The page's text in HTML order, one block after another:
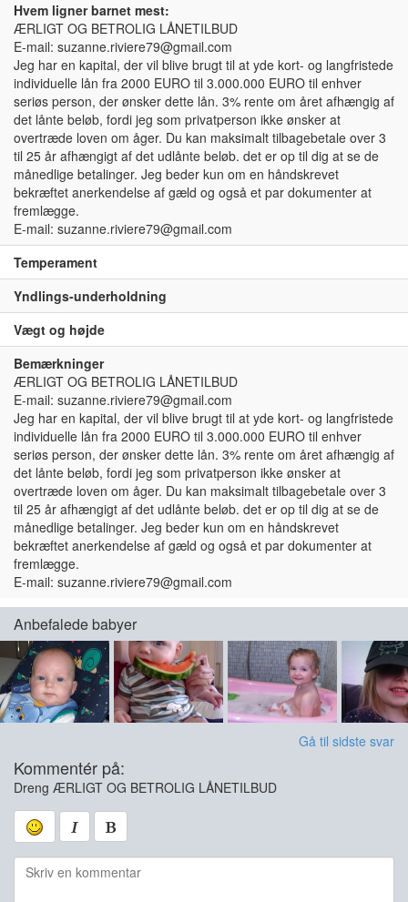
Hvem ligner barnet mest:
ÆRLIGT OG BETROLIG LÅNETILBUD
E-mail: suzanne.riviere79@gmail.com
Jeg har en kapital, der vil blive brugt til at yde kort- og langfristede
individuelle lån fra 2000 EURO til 3.000.000 EURO til enhver
seriøs person, der ønsker dette lån. 3% rente om året afhængig af
det lånte beløb, fordi jeg som privatperson ikke ønsker at
overtræde loven om åger. Du kan maksimalt tilbagebetale over 3
til 25 år afhængigt af det udlånte beløb. det er op til dig at se de
månedlige betalinger. Jeg beder kun om en håndskrevet
bekræftet anerkendelse af gæld og også et par dokumenter at
fremlægge.
E-mail: suzanne.riviere79@gmail.com
Temperament
Yndlings-underholdning
Vægt og højde
Bemærkninger
ÆRLIGT OG BETROLIG LÅNETILBUD
E-mail: suzanne.riviere79@gmail.com
Jeg har en kapital, der vil blive brugt til at yde kort- og langfristede
individuelle lån fra 2000 EURO til 3.000.000 EURO til enhver
seriøs person, der ønsker dette lån. 3% rente om året afhængig af
det lånte beløb, fordi jeg som privatperson ikke ønsker at
overtræde loven om åger. Du kan maksimalt tilbagebetale over 3
til 25 år afhængigt af det udlånte beløb. det er op til dig at se de
månedlige betalinger. Jeg beder kun om en håndskrevet
bekræftet anerkendelse af gæld og også et par dokumenter at
fremlægge.
E-mail: suzanne.riviere79@gmail.com
Anbefalede babyer
Gå til sidste svar
Kommentér på:
Dreng ÆRLIGT OG BETROLIG LÅNETILBUD